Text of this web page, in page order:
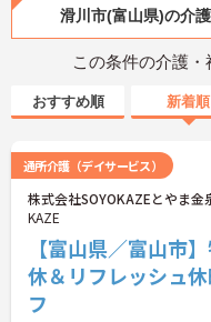
滑川市(富山県)の介
この条件の介護・
おすすめ順 新着順
通所介護（デイサービス）
株式会社SOYOKAZEとやま
KAZE
【富山県／富山市
休＆リフレッシュ
フ